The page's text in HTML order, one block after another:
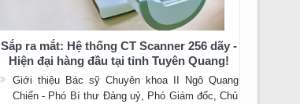
Sắp ra mắt: Hệ thống CT Scanner 256 dãy -
Hiện đại hàng đầu tại tỉnh Tuyên Quang!
Giới thiệu Bác sỹ Chuyên khoa II Ngô Quang
Chiến - Phó Bí thư Đảng uỷ, Phó Giám đốc, Chủ